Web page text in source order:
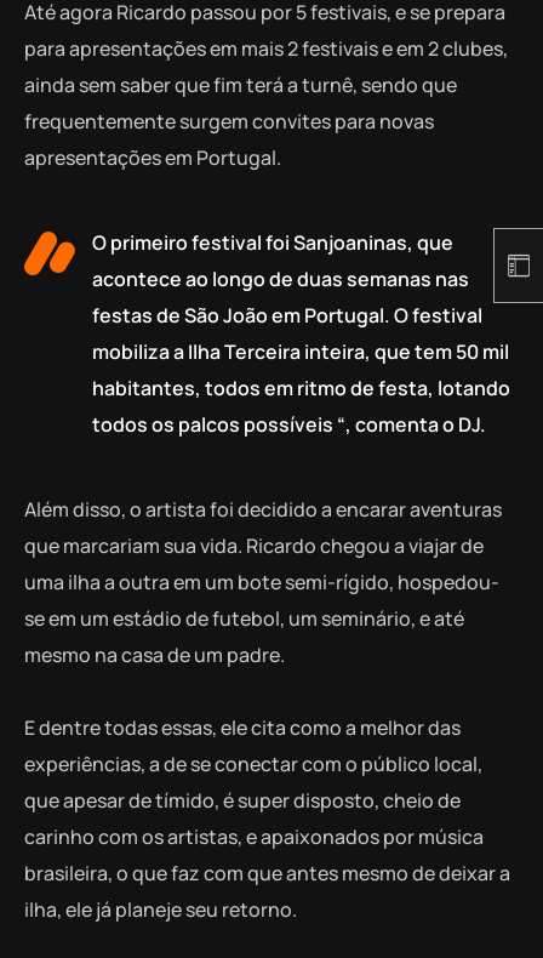
Até agora Ricardo passou por 5 festivais, e se prepara
para apresentações em mais 2 festivais e em 2 clubes,
ainda sem saber que fim terá a turnê, sendo que
frequentemente surgem convites para novas
apresentações em Portugal.
O primeiro festival foi Sanjoaninas, que
acontece ao longo de duas semanas nas
festas de São João em Portugal. O festival
mobiliza a Ilha Terceira inteira, que tem 50 mil
habitantes, todos em ritmo de festa, lotando
todos os palcos possíveis “, comenta o DJ.
Além disso, o artista foi decidido a encarar aventuras
que marcariam sua vida. Ricardo chegou a viajar de
uma ilha a outra em um bote semi-rígido, hospedou-
se em um estádio de futebol, um seminário, e até
mesmo na casa de um padre.
E dentre todas essas, ele cita como a melhor das
experiências, a de se conectar com o público local,
que apesar de tímido, é super disposto, cheio de
carinho com os artistas, e apaixonados por música
brasileira, o que faz com que antes mesmo de deixar a
ilha, ele já planeje seu retorno.